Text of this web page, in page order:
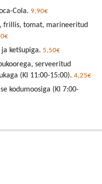
Cola. 9,90€
frillis, tomat, marineeritud
ketšupiga. 5,50€
serveeritud
(Kl 11:00-15:00). 4,25€
kodumoosiga (Kl 7:00-